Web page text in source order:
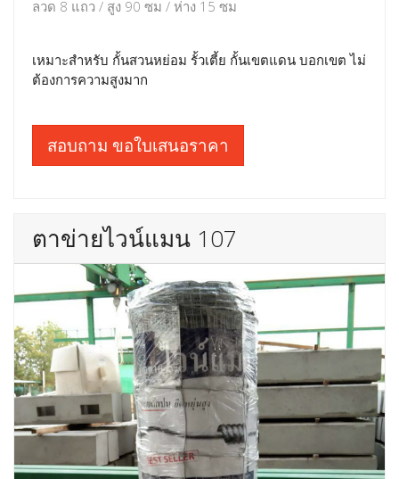
ลวด 8 แถว / สูง 90 ซม / ห่าง 15 ซม
เหมาะสำหรับ กั้นสวนหย่อม รั้วเตี้ย กั้นเขตแดน บอกเขต ไม่
ต้องการความสูงมาก
สอบถาม ขอใบเสนอราคา
ตาข่ายไวน์แมน 107